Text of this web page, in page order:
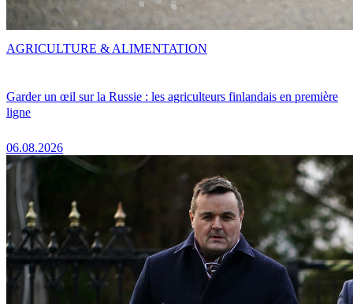
Garder un œil sur la Russie : les agriculteurs finlandais en première
ligne
06.08.2026
AGRICULTURE & ALIMENTATION